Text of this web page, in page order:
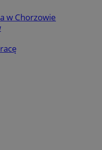
w Chorzowie